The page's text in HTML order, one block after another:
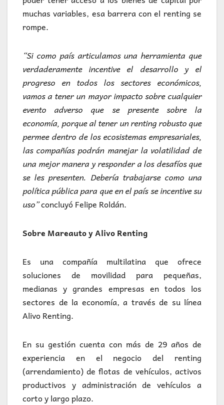
muchas variables, esa barrera con el renting se
rompe.
“Si como país articulamos una herramienta que
verdaderamente incentive el desarrollo y el
progreso en todos los sectores económicos,
vamos a tener un mayor impacto sobre cualquier
evento adverso que se presente sobre la
economía, porque al tener un renting robusto que
permee dentro de los ecosistemas empresariales,
las compañías podrán manejar la volatilidad de
una mejor manera y responder a los desafíos que
se les presenten. Debería trabajarse como una
política pública para que en el país se incentive su
uso”concluyó Felipe Roldán.
Sobre Mareauto y Alivo Renting
Es una compañía multilatina que ofrece
soluciones de movilidad para pequeñas,
medianas y grandes empresas en todos los
sectores de la economía, a través de su línea
Alivo Renting.
En su gestión cuenta con más de 29 años de
experiencia en el negocio del renting
(arrendamiento) de flotas de vehículos, activos
productivos y administración de vehículos a
corto y largo plazo.